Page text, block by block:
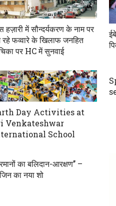
हज़ारी में सौन्दर्यकरण के नाम पर
रहे फव्वारे के खिलाफ जनहित
पर HC में सुनवाई
Day Activities at
Venkateshwar
School
का बलिदान-आरक्षण’’ –
का नया शो